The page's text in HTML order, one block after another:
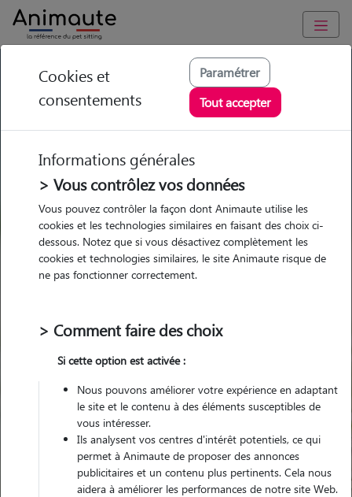
GARDE ANIMAUX à Déols : Garde chien et chat en famille ou à
domicile, visites et promenades
Trouvez une garde animaux à
Déols
Parmi nos 5 pet-sitters à Déols
Garde
chez le Pet Sitter
Garde
chez le Pet Sitter
Pour quel animal ?
Trouver mon Pet Sitter
Cookies et
consentements
Paramétrer
Tout accepter
Informations générales
> Vous contrôlez vos données
Vous pouvez contrôler la façon dont Animaute utilise les
cookies et les technologies similaires en faisant des choix ci-
dessous. Notez que si vous désactivez complètement les
cookies et technologies similaires, le site Animaute risque de
ne pas fonctionner correctement.
> Comment faire des choix
Si cette option est activée :
Nous pouvons améliorer votre expérience en adaptant
le site et le contenu à des éléments susceptibles de
vous intéresser.
Ils analysent vos centres d'intérêt potentiels, ce qui
permet à Animaute de proposer des annonces
publicitaires et un contenu plus pertinents. Cela nous
aidera à améliorer les performances de notre site Web.